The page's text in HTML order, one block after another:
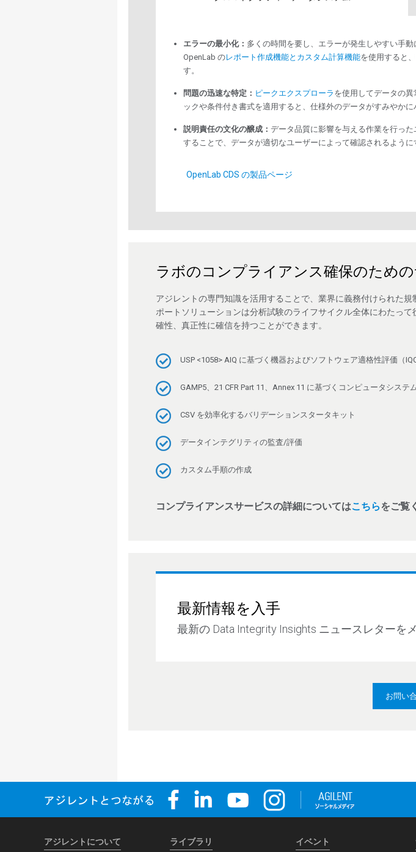
エラーの最小化： 多くの時間を要し、エラーが発生しやすい手
OpenLab のレポート作成機能とカスタム計算機能を使用すると
す。
問題の迅速な特定： ピークエクスプローラ を使用してデータの
ックや条件付き書式を適用すると、仕様外のデータがすみやかに
説明責任の文化の醸成： データ品質に影響を与える作業を行っ
することで、データが適切なユーザーによって確認されるように
OpenLab CDS の製品ページ
ラボのコンプライアンス確保のため
アジレントの専門知識を活用することで、業界に義務付けられた
ポートソリューションは分析試験のライフサイクル全体にわたっ
確性、真正性に確信を持つことができます。
USP <1058> AIQ に基づく機器およびソフトウェア適格性評価（
GAMP5、21 CFR Part 11、Annex 11 に基づくコンピュータシステ
CSV を効率化するバリデーションスタータキット
データインテグリティの監査/評価
カスタム手順の作成
コンプライアンスサービスの詳細についてはこちらをご覧
最新情報を入手
最新の Data Integrity Insights ニュースレターを
お問い
アジレントについて ライブラリ イベント